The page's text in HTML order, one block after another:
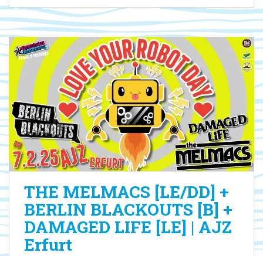
THE MELMACS [LE/DD] +
BERLIN BLACKOUTS [B] +
DAMAGED LIFE [LE] | AJZ
Erfurt